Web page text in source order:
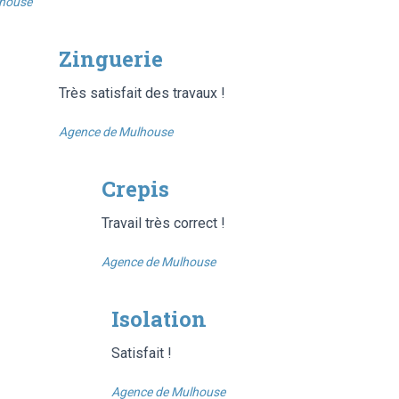
Zinguerie
Très satisfait des travaux !
Agence de Mulhouse
Crepis
Travail très correct !
Agence de Mulhouse
Isolation
Satisfait !
Agence de Mulhouse